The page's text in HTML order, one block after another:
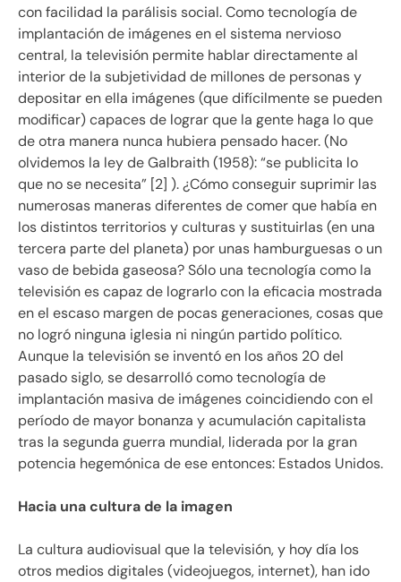
con facilidad la parálisis social. Como tecnología de
implantación de imágenes en el sistema nervioso
central, la televisión permite hablar directamente al
interior de la subjetividad de millones de personas y
depositar en ella imágenes (que difícilmente se pueden
modificar) capaces de lograr que la gente haga lo que
de otra manera nunca hubiera pensado hacer. (No
olvidemos la ley de Galbraith (1958): “se publicita lo
que no se necesita” [2] ). ¿Cómo conseguir suprimir las
numerosas maneras diferentes de comer que había en
los distintos territorios y culturas y sustituirlas (en una
tercera parte del planeta) por unas hamburguesas o un
vaso de bebida gaseosa? Sólo una tecnología como la
televisión es capaz de lograrlo con la eficacia mostrada
en el escaso margen de pocas generaciones, cosas que
no logró ninguna iglesia ni ningún partido político.
Aunque la televisión se inventó en los años 20 del
pasado siglo, se desarrolló como tecnología de
implantación masiva de imágenes coincidiendo con el
período de mayor bonanza y acumulación capitalista
tras la segunda guerra mundial, liderada por la gran
potencia hegemónica de ese entonces: Estados Unidos.
Hacia una cultura de la imagen
La cultura audiovisual que la televisión, y hoy día los
otros medios digitales (videojuegos, internet), han ido